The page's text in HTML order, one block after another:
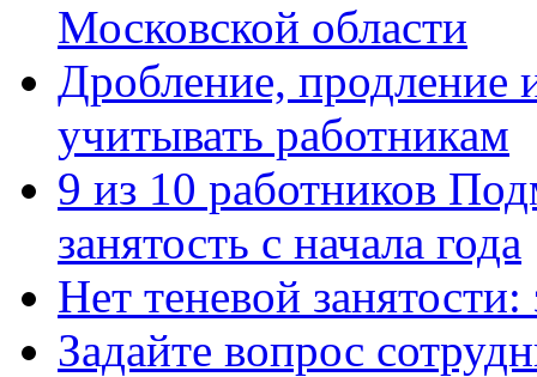
Московской области
Дробление, продление
учитывать работникам
9 из 10 работников
занятость с начала года
Нет теневой
Задайте вопрос